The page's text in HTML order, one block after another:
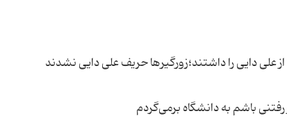
دایی را داشتند؛زورگیرها حریف علی ‌دایی نشدند
باشم به دانشگاه برمی‌گردم